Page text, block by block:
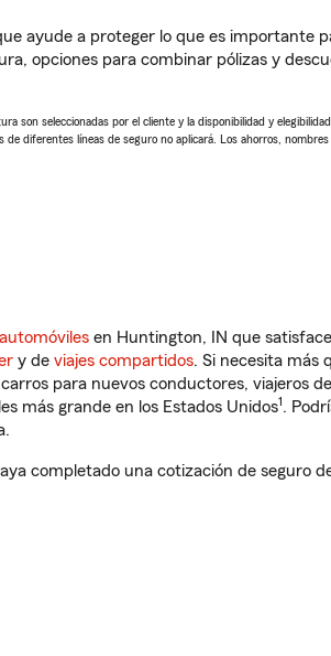
ayude a proteger lo que es importante
opciones para combinar pólizas y
son seleccionadas por el cliente y la disponibilidad y
diferentes líneas de seguro no aplicará. Los ahorros,
en Huntington, IN que
y de viajes compartidos. Si necesita más
para nuevos conductores, viajeros
más grande en los Estados Unidos1.
completado una cotización de seguro